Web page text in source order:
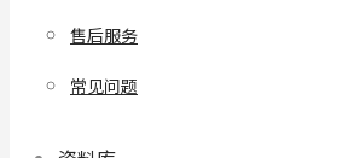
售后服务
常见问题